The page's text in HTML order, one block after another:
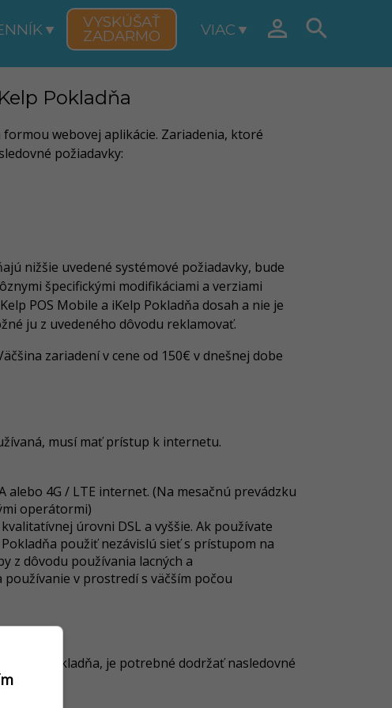
VYSKÚŠAŤ
ZADARMO VIAC  
Pokladňa
webovej aplikácie. Zariadenia, ktoré
požiadavky:
nižšie uvedené systémové požiadavky, bude
špecifickými modifikáciami a verziami
POS Mobile a iKelp Pokladňa dosah a nie je
ju z uvedeného dôvodu reklamovať.
zariadení v cene od 150€ v dnešnej dobe
musí mať prístup k internetu.
4G / LTE internet. (Na mesačnú prevádzku
operátormi)
úrovni DSL a vyššie. Ak používate
použiť nezávislú sieť s prístupom na
z dôvodu používania lacných a
v prostredí s väčším počou
iKelp Pokladňa, je potrebné dodržať nasledovné